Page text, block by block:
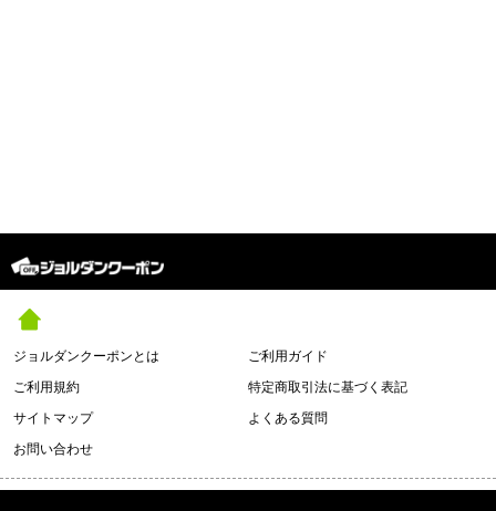
ジョルダンクーポンとは
ご利用ガイド
ご利用規約
特定商取引法に基づく表記
サイトマップ
よくある質問
お問い合わせ